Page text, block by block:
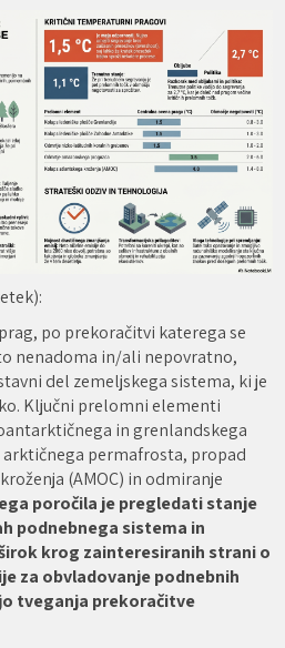
po prekoračitvi katerega se
nenadoma in/ali nepovratno,
del zemeljskega sistema, ki je
Ključni prelomni elementi
in grenlandskega
permafrosta, propad
(AMOC) in odmiranje
poročila je pregledati stanje
podnebnega sistema in
krog zainteresiranih strani o
za obvladovanje podnebnih
tveganja prekoračitve